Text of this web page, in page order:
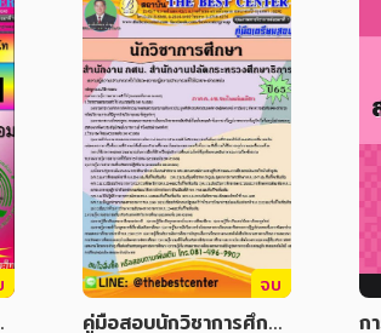
อบด้วยความรู้เกี่ยวกับการเนื้อห
จบ
คู่มือสอบนักวิชาการศึกษา
ก